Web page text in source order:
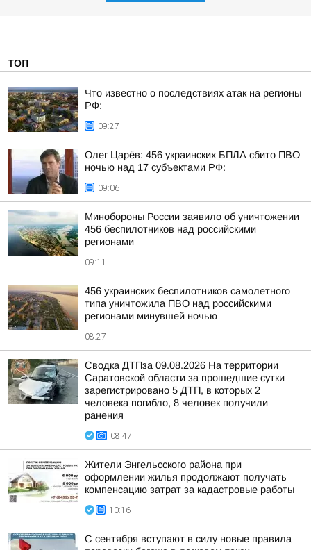
ТОП
Что известно о последствиях атак на регионы
РФ:
09:27
Олег Царёв: 456 украинских БПЛА сбито ПВО
ночью над 17 субъектами РФ:
09:06
Минобороны России заявило об уничтожении
456 беспилотников над российскими
регионами
09:11
456 украинских беспилотников самолетного
типа уничтожила ПВО над российскими
регионами минувшей ночью
08:27
Сводка ДТПза 09.08.2026 На территории
Саратовской области за прошедшие сутки
зарегистрировано 5 ДТП, в которых 2
человека погибло, 8 человек получили
ранения
08:47
Жители Энгельсского района при
оформлении жилья продолжают получать
компенсацию затрат за кадастровые работы
10:16
С сентября вступают в силу новые правила